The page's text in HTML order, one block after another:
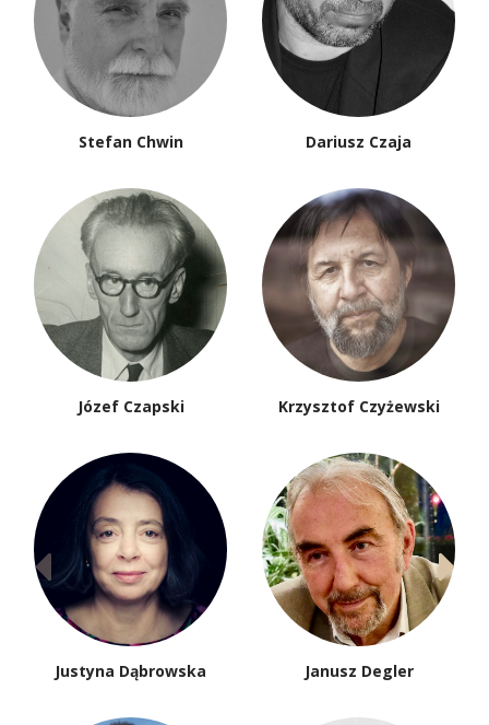
Stefan Chwin Dariusz Czaja
Józef Czapski Krzysztof Czyżewski
Justyna Dąbrowska Janusz Degler